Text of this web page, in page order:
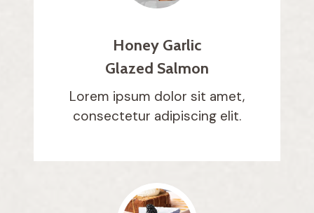
Honey Garlic
Glazed Salmon
Lorem ipsum dolor sit amet,
consectetur adipiscing elit.